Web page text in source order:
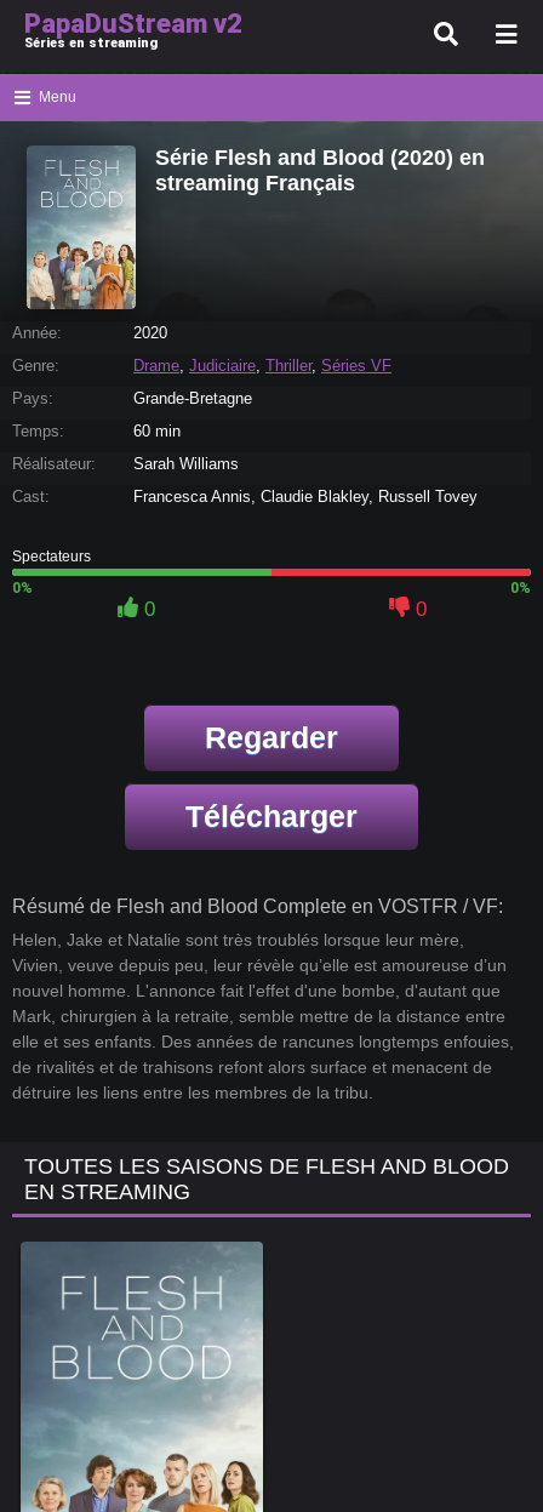
PapaDuStream v2
Séries en streaming
Menu
Série Flesh and Blood (2020) en
streaming Français
Année:
2020
Genre:
Drame, Judiciaire, Thriller, Séries VF
Pays:
Grande-Bretagne
Temps:
60 min
Réalisateur:
Sarah Williams
Cast:
Francesca Annis, Claudie Blakley, Russell Tovey
Spectateurs
0%
0%
0 0
Regarder
Télécharger
Résumé de Flesh and Blood Complete en VOSTFR / VF:
Helen, Jake et Natalie sont très troublés lorsque leur mère,
Vivien, veuve depuis peu, leur révèle qu’elle est amoureuse d’un
nouvel homme. L'annonce fait l'effet d'une bombe, d'autant que
Mark, chirurgien à la retraite, semble mettre de la distance entre
elle et ses enfants. Des années de rancunes longtemps enfouies,
de rivalités et de trahisons refont alors surface et menacent de
détruire les liens entre les membres de la tribu.
TOUTES LES SAISONS DE FLESH AND BLOOD
EN STREAMING